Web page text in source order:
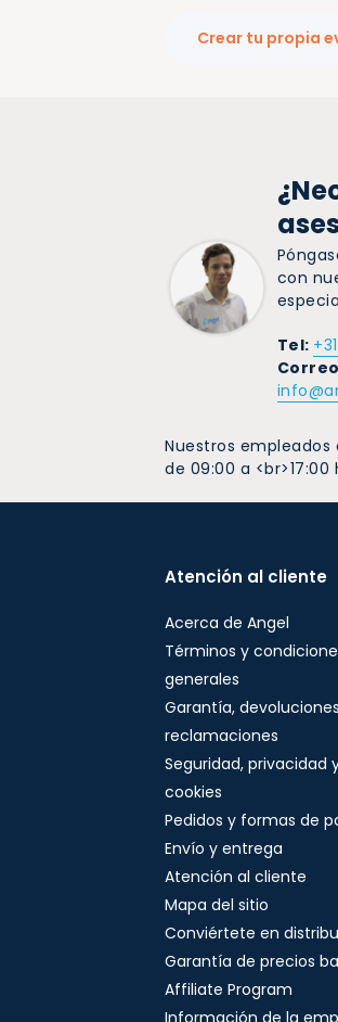
Crear tu propia
con
Tel:
Nuestros empleados
de 09:00 a <br>17:00
Atención al cliente
Acerca de Angel
Términos y
generales
Garantía,
reclamaciones
Seguridad, privacidad
cookies
Pedidos y formas de
Envío y entrega
Atención al cliente
Mapa del sitio
Conviértete en
Garantía de precios
Affiliate Program
Información de la